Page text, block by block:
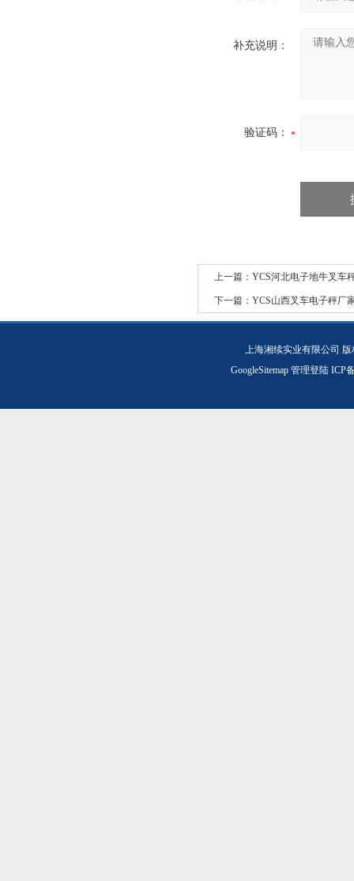
补充说明：
验证码：
上一篇： YCS河北电子地牛叉车
下一篇： YCS山西叉车电子秤厂
上海湘续实业有限公司
GoogleSitemap 管理登陆ICP